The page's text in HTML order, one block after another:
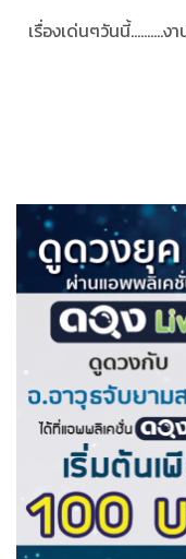
เรื่องเด่นๆวันนี้..........ง